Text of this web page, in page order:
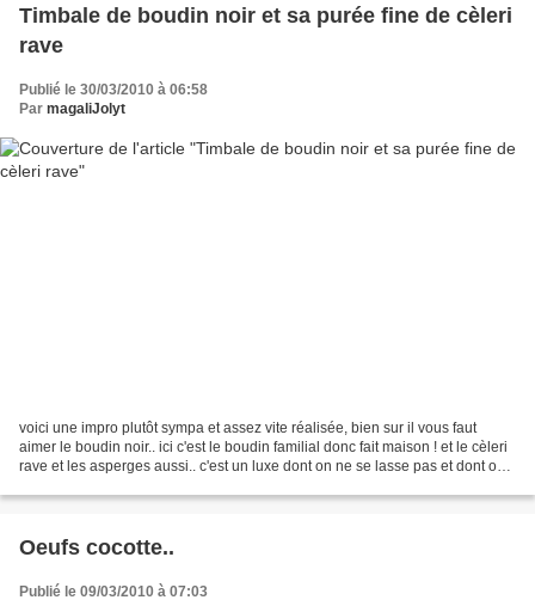
Timbale de boudin noir et sa purée fine de cèleri
rave
Publié le 30/03/2010 à 06:58
Par magaliJolyt
voici une impro plutôt sympa et assez vite réalisée, bien sur il vous faut
aimer le boudin noir.. ici c'est le boudin familial donc fait maison ! et le cèleri
rave et les asperges aussi.. c'est un luxe dont on ne se lasse pas et dont on
Oeufs cocotte..
Publié le 09/03/2010 à 07:03